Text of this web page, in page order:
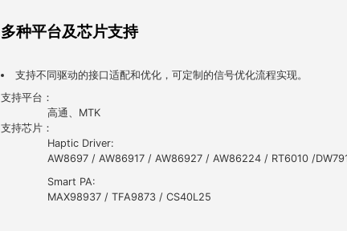
多种平台及芯片支持
支持不同驱动的接口适配和优化，可定制的信号优化流程实现。
支持平台：
高通、MTK
支持芯片：
Haptic Driver:
AW8697 / AW86917 / AW86927 / AW86224 / RT6010 /
Smart PA:
MAX98937 / TFA9873 / CS40L25